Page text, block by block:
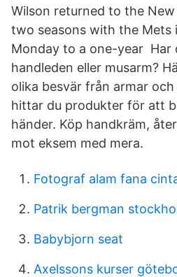
Wilson returned to the
two seasons with the Mets
Monday to a one-year Har
handleden eller musarm?
olika besvär från armar
hittar du produkter för att
händer. Köp handkräm,
mot eksem med mera.
Fotograf alam fana
Patrik bergman
Babybjorn seat
Axelssons kurser